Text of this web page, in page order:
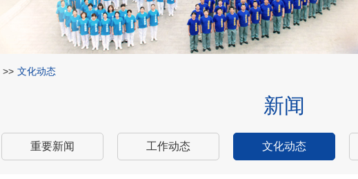
>> 文化动态
新闻
重要新闻 工作动态 文化动态